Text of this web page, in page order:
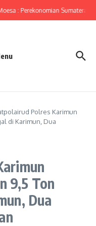
: Perekonomian Sumatera
Polres Karimun
di Karimun, Dua
9,5 Ton
Dua